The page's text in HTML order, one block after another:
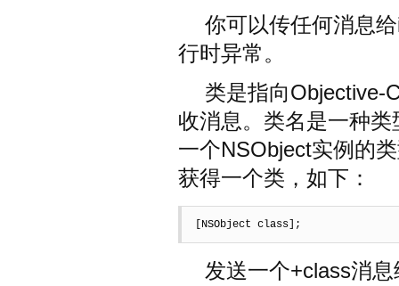
你可以传任何消息
行时异常。
类是指向Objective-
收消息。类名是一种
一个NSObject实例的
获得一个类，如下：
[NSObject class];
发送一个+class消